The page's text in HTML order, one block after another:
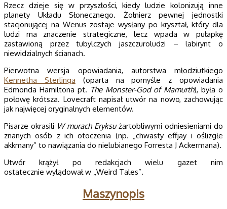
Rzecz dzieje się w przyszłości, kiedy ludzie kolonizują inne
planety Układu Słonecznego. Żołnierz pewnej jednostki
stacjonującej na Wenus zostaje wysłany po kryształ, który dla
ludzi ma znaczenie strategiczne, lecz wpada w pułapkę
zastawioną przez tubylczych jaszczuroludzi – labirynt o
niewidzialnych ścianach.
Pierwotna wersja opowiadania, autorstwa młodziutkiego
Kennetha Sterlinga (oparta na pomyśle z opowiadania
Edmonda Hamiltona pt. The Monster-God of Mamurth), była o
połowę krótsza. Lovecraft napisał utwór na nowo, zachowując
jak najwięcej oryginalnych elementów.
Pisarze okrasili W murach Eryksużartobliwymi odniesieniami do
znanych osób z ich otoczenia (np. „chwasty effjay i oślizgłe
akkmany” to nawiązania do nielubianego Forresta J Ackermana).
Utwór krążył po redakcjach wielu gazet nim
ostatecznie wylądował w „Weird Tales”.
Maszynopis